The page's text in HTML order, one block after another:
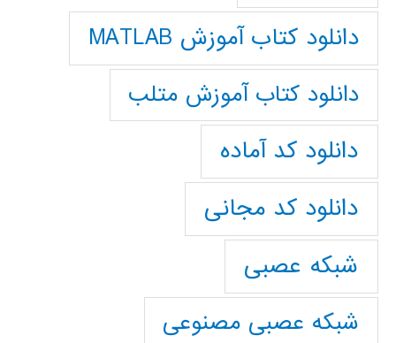
دانلود کتاب آموزش MATLAB
دانلود کتاب آموزش متلب
دانلود کد آماده
دانلود کد مجانی
شبکه عصبی
شبکه عصبی مصنوعی